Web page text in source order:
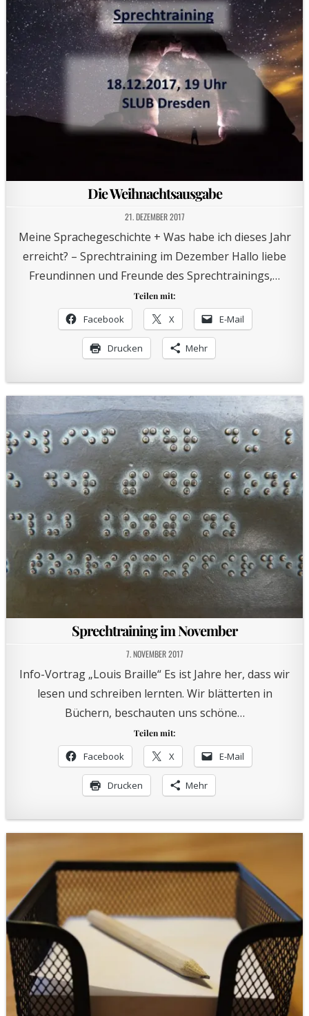
Die Weihnachtsausgabe
21. DEZEMBER 2017
Meine Sprachegeschichte + Was habe ich dieses Jahr
erreicht? – Sprechtraining im Dezember Hallo liebe
Freundinnen und Freunde des Sprechtrainings,…
Teilen mit:
Facebook X E-Mail
Drucken Mehr
Sprechtraining im November
7. NOVEMBER 2017
Info-Vortrag „Louis Braille“ Es ist Jahre her, dass wir
lesen und schreiben lernten. Wir blätterten in
Büchern, beschauten uns schöne…
Teilen mit:
Facebook X E-Mail
Drucken Mehr